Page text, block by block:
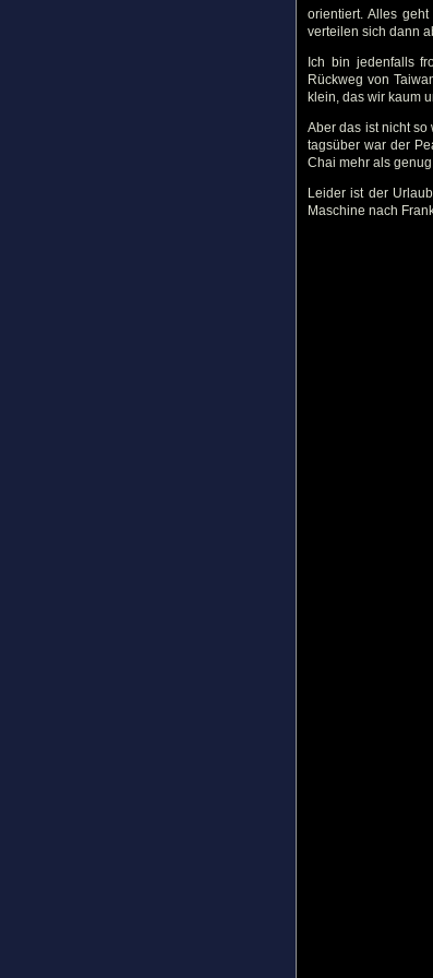
orientiert. Alles
verteilen sich dann
Ich bin jedenfalls
Rückweg von
klein, das wir kaum
Aber das ist nicht
tagsüber war der
Chai mehr als
Leider ist der
Maschine nach